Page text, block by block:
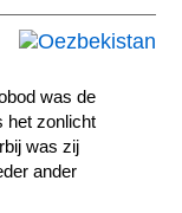
was de
het zonlicht
was zij
ander